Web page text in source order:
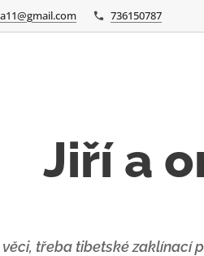
736150787
Jiří a
třeba tibetské zaklínací